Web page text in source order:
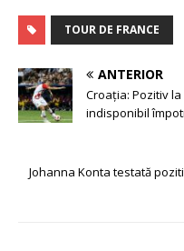
TOUR DE FRANCE
ANTERIOR
Croația: Pozitiv
indisponibil
Johanna Konta testată